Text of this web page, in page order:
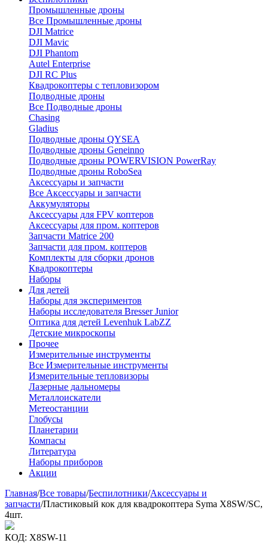
Промышленные дроны
Все Промышленные дроны
DJI Matrice
DJI Mavic
DJI Phantom
Autel Enterprise
DJI RC Plus
Квадрокоптеры с тепловизором
Подводные дроны
Все Подводные дроны
Chasing
Gladius
Подводные дроны QYSEA
Подводные дроны Geneinno
Подводные дроны POWERVISION PowerRay
Подводные дроны RoboSea
Аксессуары и запчасти
Все Аксессуары и запчасти
Аккумуляторы
Аксессуары для FPV коптеров
Аксессуары для пром. коптеров
Запчасти Matrice 200
Запчасти для пром. коптеров
Комплекты для сборки дронов
Квадрокоптеры
Наборы
Для детей
Наборы для экспериментов
Наборы исследователя Bresser Junior
Оптика для детей Levenhuk LabZZ
Детские микроскопы
Прочее
Измерительные инструменты
Все Измерительные инструменты
Измерительные тепловизоры
Лазерные дальномеры
Металлоискатели
Метеостанции
Глобусы
Планетарии
Компасы
Литература
Наборы приборов
Акции
Главная/Все товары/Беспилотники/Аксессуары и
запчасти/Пластиковый кок для квадрокоптера Syma X8SW/SC,
4шт.
КОД: X8SW-11